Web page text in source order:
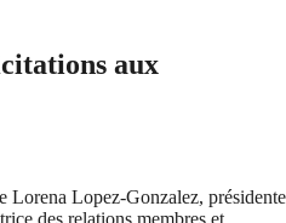
aux
Lorena Lopez-Gonzalez, présidente